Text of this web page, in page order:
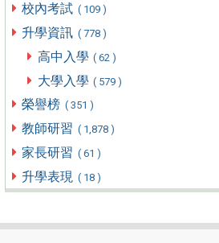
校內考試 ( 109 )
升學資訊 ( 778 )
高中入學 ( 62 )
大學入學 ( 579 )
榮譽榜 ( 351 )
教師研習 ( 1,878 )
家長研習 ( 61 )
升學表現 ( 18 )